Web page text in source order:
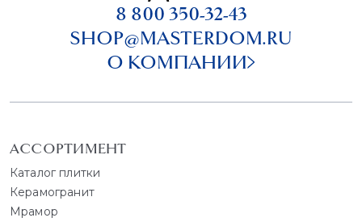
8 800 350-32-43
SHOP@MASTERDOM.RU
О КОМПАНИИ
АССОРТИМЕНТ
Каталог плитки
Керамогранит
Мрамор